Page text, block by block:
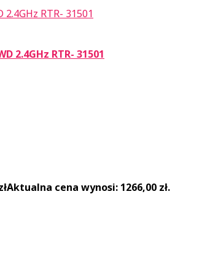
2.4GHz RTR- 31501
Aktualna cena wynosi: 1266,00 zł.